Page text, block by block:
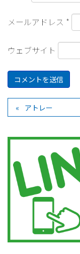
メールアドレス *
ウェブサイト
アトレー